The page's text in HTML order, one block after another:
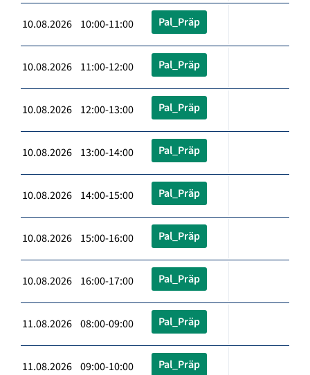
10.08.2026 10:00-11:00 Pal_Präp
10.08.2026 11:00-12:00 Pal_Präp
10.08.2026 12:00-13:00 Pal_Präp
10.08.2026 13:00-14:00 Pal_Präp
10.08.2026 14:00-15:00 Pal_Präp
10.08.2026 15:00-16:00 Pal_Präp
10.08.2026 16:00-17:00 Pal_Präp
11.08.2026 08:00-09:00 Pal_Präp
11.08.2026 09:00-10:00 Pal_Präp